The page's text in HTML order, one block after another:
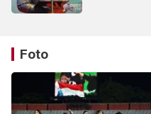
Foto